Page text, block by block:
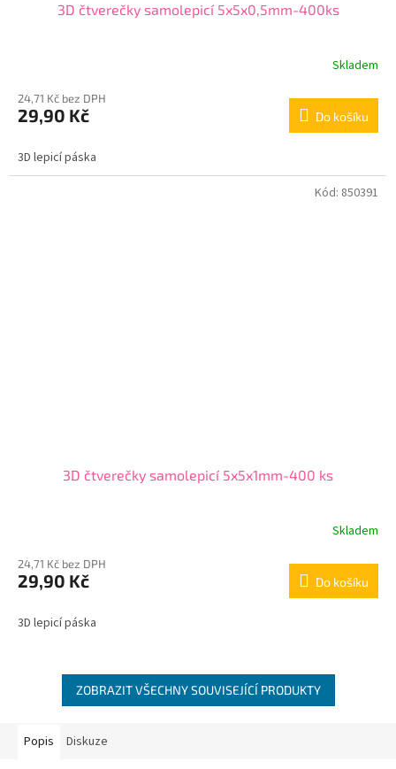
3D čtverečky samolepicí 5x5x0,5mm-400ks
Skladem
24,71 Kč bez DPH
29,90 Kč Do košíku
3D lepicí páska
3D čtverečky samolepicí 5x5x1mm-400 ks
Skladem
24,71 Kč bez DPH
29,90 Kč Do košíku
3D lepicí páska
Kód: 850391
ZOBRAZIT VŠECHNY SOUVISEJÍCÍ PRODUKTY
Popis Diskuze